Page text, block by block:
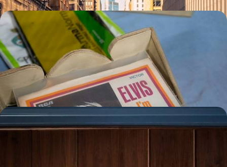
De Chicago à La Nouvelle-Orléans - La route de la
musique américaine
Battre la mesure sur une bande-son blues, country et rock en avalant
les miles, de l'Illinois au Deep South
15 jours, de 5000 à 6300 $ CA
De la Géorgie aux Carolines - La renaissance du
Sud-Est américain